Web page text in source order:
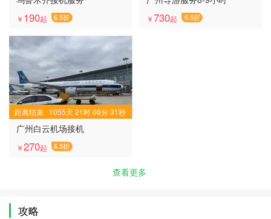
￥ 190起 ￥730起
距离结束 1055天21时06分31秒
广州白云机场接机
￥270起
查看更多
攻略